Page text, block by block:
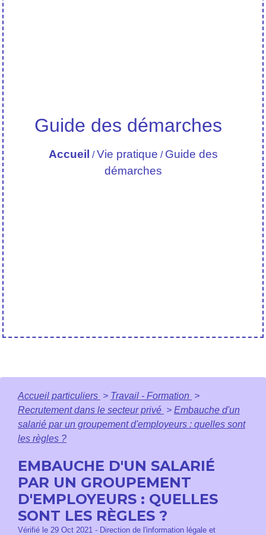
Guide des démarches
Accueil /Vie pratique / Guide des
démarches
Accueil particuliers > Travail - Formation >
Recrutement dans le secteur privé > Embauche d'un
salarié par un groupement d'employeurs : quelles sont
les règles ?
EMBAUCHE D'UN SALARIÉ
PAR UN GROUPEMENT
D'EMPLOYEURS : QUELLES
SONT LES RÈGLES ?
Vérifié le 29 Oct 2021 - Direction de l'information légale et